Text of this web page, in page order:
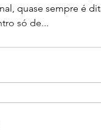
quase sempre é
só de...